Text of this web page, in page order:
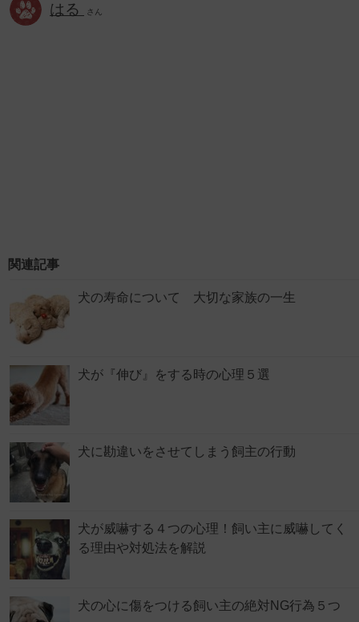
はる さん
関連記事
犬の寿命について 大切な家族の一生
犬が『伸び』をする時の心理５選
犬に勘違いをさせてしまう飼主の行動
犬が威嚇する４つの心理！飼い主に威嚇してく
る理由や対処法を解説
犬の心に傷をつける飼い主の絶対NG行為５つ